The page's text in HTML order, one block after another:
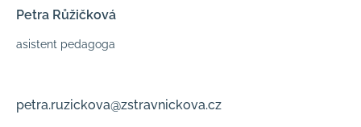
Petra Růžičková
asistent pedagoga
petra.ruzickova@zstravnickova.cz